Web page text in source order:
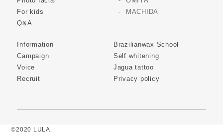
For kids
Q&A
MACHIDA
Information
Campaign
Voice
Recruit
Brazilianwax School
Self whitening
Jagua tattoo
Privacy policy
©2020 LULA.